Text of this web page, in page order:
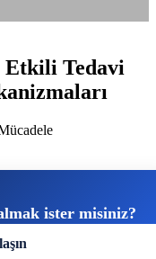
Etkili Tedavi
ister misiniz?